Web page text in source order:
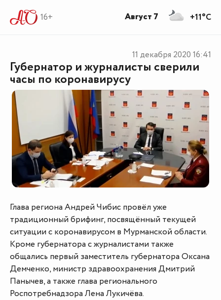
16+
Губернатор и журналисты сверили
часы по коронавирусу
11 декабря 2020 16:41
Глава региона Андрей Чибис провёл уже
традиционный брифинг, посвящённый текущей
ситуации с коронавирусом в Мурманской области.
Кроме губернатора с журналистами также
общались первый заместитель губернатора Оксана
Демченко, министр здравоохранения Дмитрий
Панычев, а также глава регионального
Роспотребнадзора Лена Лукичёва.
+11°C
Август 7